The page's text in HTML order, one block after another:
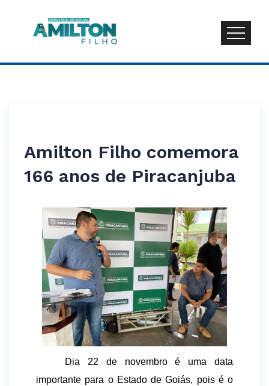
Amilton Filho comemora
166 anos de Piracanjuba
Dia 22 de novembro é uma data
importante para o Estado de Goiás, pois é o